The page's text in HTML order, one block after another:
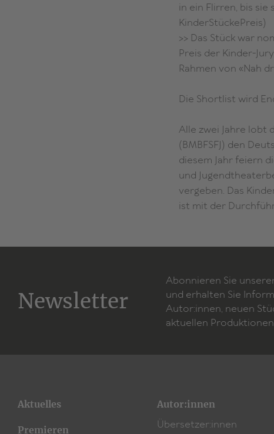
in ein Flirren, bis
KinderStückePreis)
>> Das Stück war
Preis der Kinder-
Rahmen von «Nah
Die Shortlist wird
Alle zwei Jahre lobt
(BMBFSFJ) den
diesem Jahr feiern
und
vergeben. Das
ist mit der
Newsletter
Abonnieren Sie
und erhalten Sie
Autor:innen, neuen
aktuellen
Aktuelles
Premieren
Autor:innen
Übersetzer:innen